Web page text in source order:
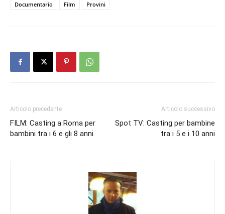
Documentario
Film Provini
Articolo precedente
FILM: Casting a Roma per
bambini tra i 6 e gli 8 anni
Articolo successivo
Spot TV: Casting per bambine
tra i 5 e i 10 anni